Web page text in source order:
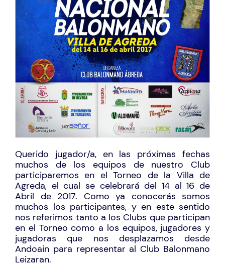
Querido jugador/a, en las próximas fechas
muchos de los equipos de nuestro Club
participaremos en el Torneo de la Villa de
Agreda, el cual se celebrará del 14 al 16 de
Abril de 2017. Como ya conocerás somos
muchos los participantes, y en este sentido
nos referimos tanto a los Clubs que participan
en el Torneo como a los equipos, jugadores y
jugadoras que nos desplazamos desde
Andoain para representar al Club Balonmano
Leizaran.